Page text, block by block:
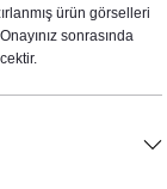
ürün görselleri
sonrasında